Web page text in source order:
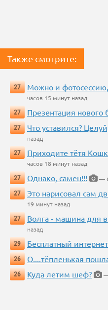
Также смотрите:
27 Можно и
часов 15 минут назад
27
Презентация нового
27
Что уставился?
назад
27
Приходите тётя
часов 18 минут назад
27
Однако, самец!!!
—
27
Это нарисовал сам
19 минут назад
27
Волга - машина для
назад
29
Бесплатный интернет
26
О....тёпленькая
26
Куда летим шеф?